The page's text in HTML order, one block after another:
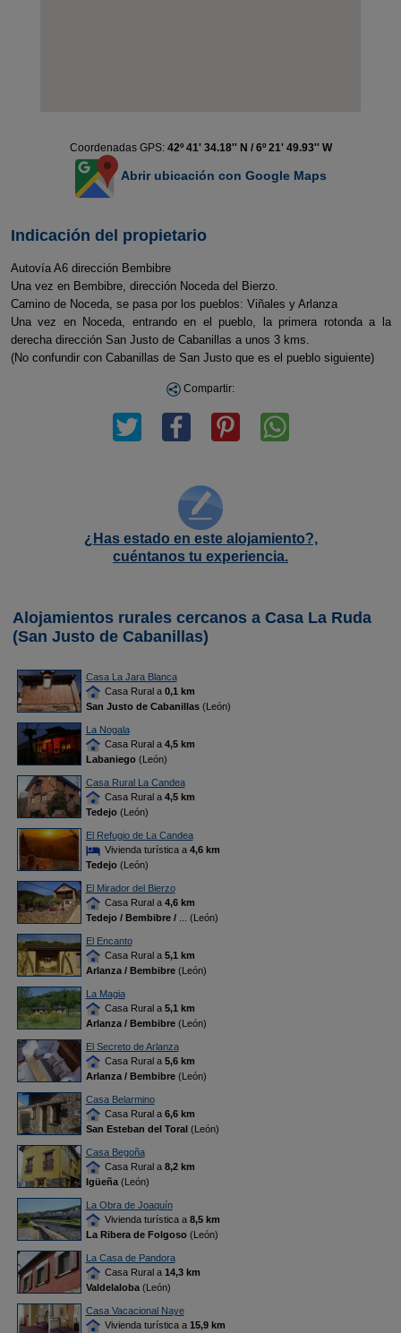
Coordenadas GPS: 42º 41' 34.18'' N / 6º 21' 49.93'' W
Abrir ubicación con Google Maps
Indicación del propietario
Autovía A6 dirección Bembibre
Una vez en Bembibre, dirección Noceda del Bierzo.
Camino de Noceda, se pasa por los pueblos: Viñales y Arlanza
Una vez en Noceda, entrando en el pueblo, la primera rotonda a la
derecha dirección San Justo de Cabanillas a unos 3 kms.
(No confundir con Cabanillas de San Justo que es el pueblo siguiente)
Compartir:
¿Has estado en este alojamiento?,
cuéntanos tu experiencia.
Alojamientos rurales cercanos a Casa La Ruda
(San Justo de Cabanillas)
Casa La Jara Blanca
Casa Rural a 0,1 km
San Justo de Cabanillas(León)
La Nogala
Casa Rural a 4,5 km
Labaniego(León)
Casa Rural La Candea
Casa Rural a 4,5 km
Tedejo(León)
El Refugio de La Candea
Vivienda turística a 4,6 km
Tedejo(León)
El Mirador del Bierzo
Casa Rural a 4,6 km
Tedejo / Bembibre /
... (León)
El Encanto
Casa Rural a 5,1 km
Arlanza / Bembibre(León)
La Magia
Casa Rural a 5,1 km
Arlanza / Bembibre(León)
El Secreto de Arlanza
Casa Rural a 5,6 km
Arlanza / Bembibre(León)
Casa Belarmino
Casa Rural a 6,6 km
San Esteban del Toral(León)
Casa Begoña
Casa Rural a 8,2 km
Igüeña(León)
La Obra de Joaquín
Vivienda turística a 8,5 km
La Ribera de Folgoso(León)
La Casa de Pandora
Casa Rural a 14,3 km
Valdelaloba(León)
Casa Vacacional Naye
Vivienda turística a 15,9 km